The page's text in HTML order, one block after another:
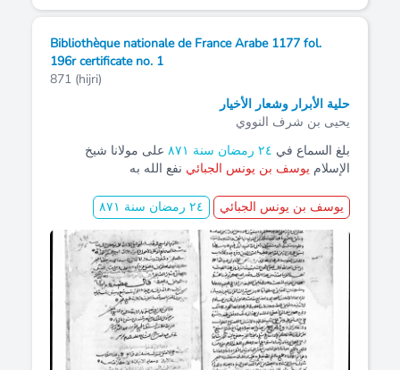
Bibliothèque nationale de France Arabe 1177 fol.
196r certificate no. 1
871 (hijri)
حلية الأبرار وشعار الأخيار
يحيى بن شرف النووي
بلغ السماع في ۲٤ رمضان سنة ٨٧۱
على مولانا شيخ
الإسلام يوسف بن يونس الجبائي نفع الله به
يوسف بن يونس الجبائي ۲٤ رمضان سنة ٨٧۱